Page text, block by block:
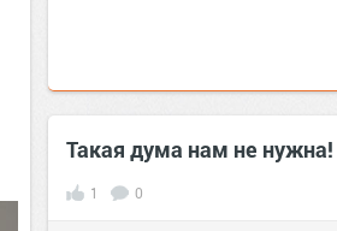
Такая дума нам не нужна!
1 0